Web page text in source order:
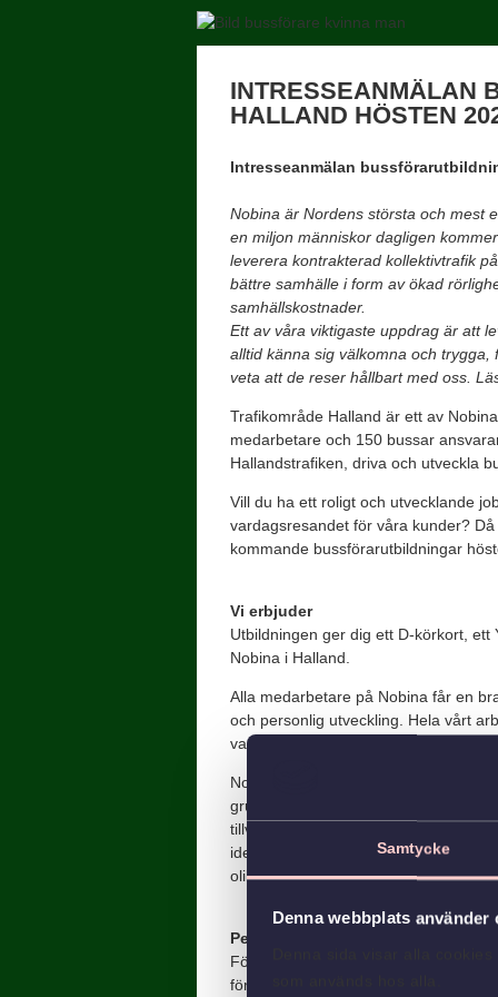
Samtycke
Denna webbplats använder
INTRESSEANMÄLAN
HALLAND HÖSTEN
Intresseanmälan
Nobina är Nordens största och mest
en miljon människor dagligen
leverera kontrakterad kollektivtrafik
bättre samhälle i form av ökad
samhällskostnader.
Ett av våra viktigaste uppdrag är att
alltid känna sig välkomna och
veta att de reser hållbart med oss.
Trafikområde Halland är ett av
medarbetare och 150 bussar
Hallandstrafiken, driva och utveckla
Vill du ha ett roligt och utvecklande
vardagsresandet för våra kunder?
kommande bussförarutbildningar
Vi erbjuder
Utbildningen ger dig ett D-körkort,
Nobina i Halland.
Alla medarbetare på Nobina får en
och personlig utveckling. Hela vårt
vardagsresor” och strävan mot vår
Nobina är ett mångfaldens företag.
grupper och oss som företag. På
tillvara kompetens hos alla
identitet eller uttryck, etnicitet, ålder,
olikheter!
Personliga egenskaper och
För att kunna söka vår utbildning ska
för manuell växellåda i minst 1 år.